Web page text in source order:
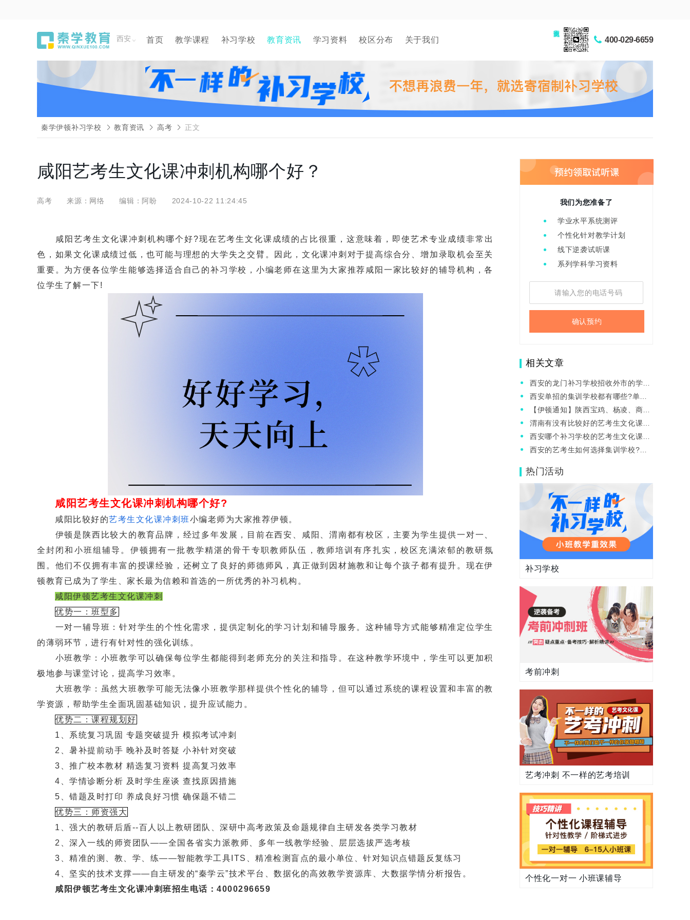
西安 首页 教学课程 补习学校 教育资讯 学习资料 校区分布 关于我们 400-029-6659
秦学伊顿补习学校 教育资讯 高考 正文
咸阳艺考生文化课冲刺机构哪个好？
高考 来源：网络 编辑：阿盼 2024-10-22 11:24:45
咸阳艺考生文化课冲刺机构哪个好?现在艺考生文化课成绩的占比很重，这意味着，即使艺术专业成绩非常出
色，如果文化课成绩过低，也可能与理想的大学失之交臂。因此，文化课冲刺对于提高综合分、增加录取机会至关
重要。为方便各位学生能够选择适合自己的补习学校，小编老师在这里为大家推荐咸阳一家比较好的辅导机构，各
位学生了解一下!
咸阳艺考生文化课冲刺机构哪个好?
咸阳比较好的艺考生文化课冲刺班小编老师为大家推荐伊顿。
伊顿是陕西比较大的教育品牌，经过多年发展，目前在西安、咸阳、渭南都有校区，主要为学生提供一对一、
全封闭和小班组辅导。伊顿拥有一批教学精湛的骨干专职教师队伍，教师培训有序扎实，校区充满浓郁的教研氛
围。他们不仅拥有丰富的授课经验，还树立了良好的师德师风，真正做到因材施教和让每个孩子都有提升。现在伊
顿教育已成为了学生、家长最为信赖和首选的一所优秀的补习机构。
咸阳伊顿艺考生文化课冲刺
优势一：班型多
一对一辅导班：针对学生的个性化需求，提供定制化的学习计划和辅导服务。这种辅导方式能够精准定位学生
的薄弱环节，进行有针对性的强化训练。
小班教学：小班教学可以确保每位学生都能得到老师充分的关注和指导。在这种教学环境中，学生可以更加积
极地参与课堂讨论，提高学习效率。
大班教学：虽然大班教学可能无法像小班教学那样提供个性化的辅导，但可以通过系统的课程设置和丰富的教
学资源，帮助学生全面巩固基础知识，提升应试能力。
优势二：课程规划好
1、系统复习巩固 专题突破提升 模拟考试冲刺
2、暑补提前动手 晚补及时答疑 小补针对突破
3、推广校本教材 精选复习资料 提高复习效率
4、学情诊断分析 及时学生座谈 查找原因措施
5、错题及时打印 养成良好习惯 确保题不错二
优势三：师资强大
1、强大的教研后盾--百人以上教研团队、深研中高考政策及命题规律自主研发各类学习教材
2、深入一线的师资团队——全国各省实力派教师、多年一线教学经验、层层选拔严选考核
3、精准的测、教、学、练——智能教学工具ITS、精准检测盲点的最小单位、针对知识点错题反复练习
4、坚实的技术支撑——自主研发的“秦学云”技术平台、数据化的高效教学资源库、大数据学情分析报告。
咸阳伊顿艺考生文化课冲刺班招生电话：4000296659
我们为您准备了
学业水平系统测评
个性化针对教学计划
线下逆袭试听课
系列学科学习资料
确认预约
相关文章
西安的龙门补习学校招收外市的学生
吗?需要提供什么?
西安单招的集训学校都有哪些?单招
需要集训吗?
【伊顿通知】陕西宝鸡、杨凌、商洛
等市(区)已发2025年高考报名!
渭南有没有比较好的艺考生文化课补
习班？
西安哪个补习学校的艺考生文化课冲
刺比较好？
西安的艺考生如何选择集训学校?西
热门活动
补习学校
考前冲刺
艺考冲刺 不一样的艺考培训
个性化一对一 小班课辅导